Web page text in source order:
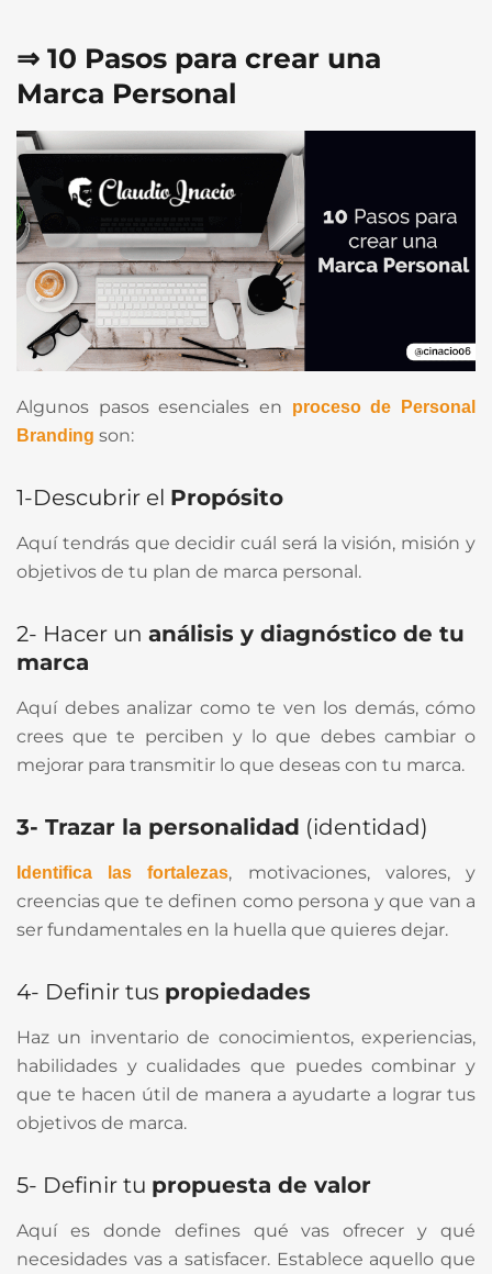
⇒ 10 Pasos para crear una
Marca Personal
Algunos pasos esenciales en
proceso de Personal
Branding son:
1-Descubrir el Propósito
Aquí tendrás que decidir cuál será la visión, misión y
objetivos de tu plan de marca personal.
2- Hacer un análisis y diagnóstico de tu
marca
Aquí debes analizar como te ven los demás, cómo
crees que te perciben y lo que debes cambiar o
mejorar para transmitir lo que deseas con tu marca.
3- Trazar la personalidad (identidad)
Identifica las fortalezas, motivaciones, valores, y
creencias que te definen como persona y que van a
ser fundamentales en la huella que quieres dejar.
4- Definir tus propiedades
Haz un inventario de conocimientos, experiencias,
habilidades y cualidades que puedes combinar y
que te hacen útil de manera a ayudarte a lograr tus
objetivos de marca.
5- Definir tu propuesta de valor
Aquí es donde defines qué vas ofrecer y qué
necesidades vas a satisfacer. Establece aquello que